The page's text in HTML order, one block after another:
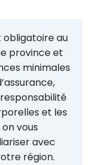
obligatoire au
province et
minimales
et les
vous
avec
région.